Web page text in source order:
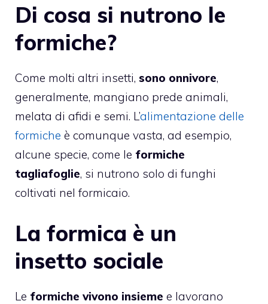
Di cosa si nutrono le
formiche?
Come molti altri insetti, sono onnivore,
generalmente, mangiano prede animali,
melata di afidi e semi. L’alimentazione delle
formiche è comunque vasta, ad esempio,
alcune specie, come le formiche
tagliafoglie, si nutrono solo di funghi
coltivati nel formicaio.
La formica è un
insetto sociale
Le formiche vivono insieme e lavorano